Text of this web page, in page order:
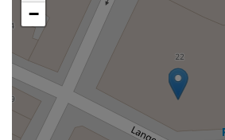
−